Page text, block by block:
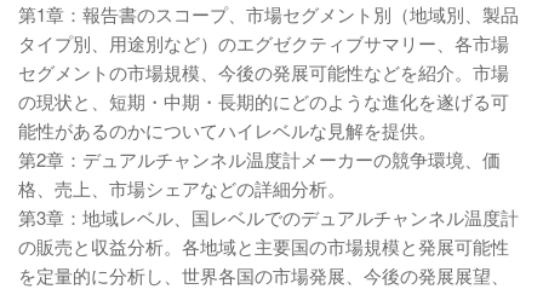
第1章：報告書のスコープ、市場セグメント別（地域別、製品
タイプ別、用途別など）のエグゼクティブサマリー、各市場
セグメントの市場規模、今後の発展可能性などを紹介。市場
の現状と、短期・中期・長期的にどのような進化を遂げる可
能性があるのかについてハイレベルな見解を提供。
第2章：デュアルチャンネル温度計メーカーの競争環境、価
格、売上、市場シェアなどの詳細分析。
第3章：地域レベル、国レベルでのデュアルチャンネル温度計
の販売と収益分析。各地域と主要国の市場規模と発展可能性
を定量的に分析し、世界各国の市場発展、今後の発展展望、